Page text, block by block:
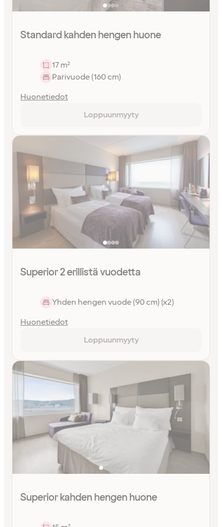
Standard kahden hengen huone
17 m²
Parivuode (160 cm)
Huonetiedot
Loppuunmyyty
Superior 2 erillistä vuodetta
Yhden hengen vuode (90 cm) (x2)
Huonetiedot
Loppuunmyyty
Superior kahden hengen huone